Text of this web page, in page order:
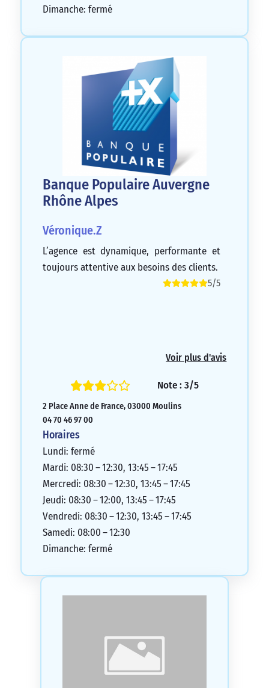
Dimanche: fermé
Banque Populaire Auvergne
Rhône Alpes
Véronique.Z
L’agence est dynamique, performante et
toujours attentive aux besoins des clients.
5/5
Voir plus d'avis
Note : 3/5
2 Place Anne de France, 03000 Moulins
04 70 46 97 00
Horaires
Lundi: fermé
Mardi: 08:30 – 12:30, 13:45 – 17:45
Mercredi: 08:30 – 12:30, 13:45 – 17:45
Jeudi: 08:30 – 12:00, 13:45 – 17:45
Vendredi: 08:30 – 12:30, 13:45 – 17:45
Samedi: 08:00 – 12:30
Dimanche: fermé